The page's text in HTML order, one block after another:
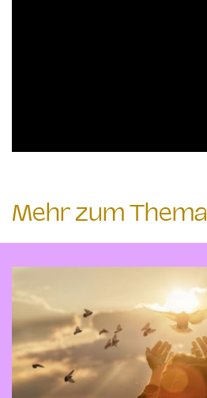
Mehr zum Thema